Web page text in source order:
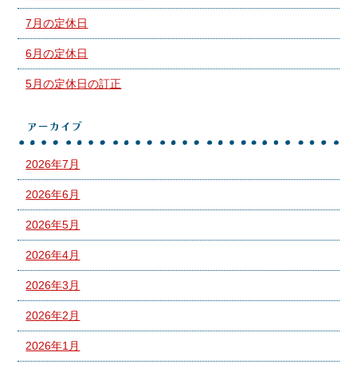
7月の定休日
6月の定休日
5月の定休日の訂正
アーカイブ
2026年7月
2026年6月
2026年5月
2026年4月
2026年3月
2026年2月
2026年1月